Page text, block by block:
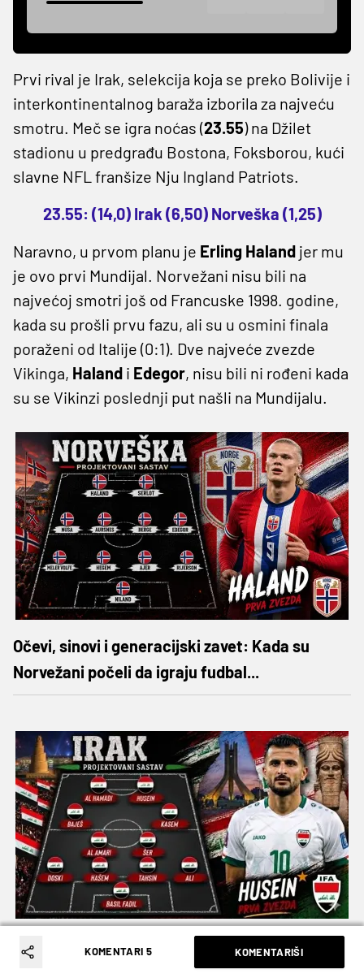
Prvi rival je Irak, selekcija koja se preko Bolivije i
interkontinentalnog baraža izborila za najveću
smotru. Meč se igra noćas (23.55) na Džilet
stadionu u predgrađu Bostona, Foksborou, kući
slavne NFL franšize Nju Ingland Patriots.
23.55: (14,0) Irak (6,50) Norveška (1,25)
Naravno, u prvom planu je Erling Haland jer mu
je ovo prvi Mundijal. Norvežani nisu bili na
najvećoj smotri još od Francuske 1998. godine,
kada su prošli prvu fazu, ali su u osmini finala
poraženi od Italije (0:1). Dve najveće zvezde
Vikinga, Haland i Edegor, nisu bili ni rođeni kada
su se Vikinzi poslednji put našli na Mundijalu.
Očevi, sinovi i generacijski zavet: Kada su
Norvežani počeli da igraju fudbal...
Srbin iz Sidneja sprema Iračane: Idemo da
KOMENTARI 5 KOMENTARIŠI